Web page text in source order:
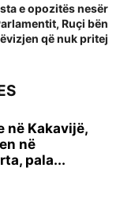
e opozitës nesër
Ruçi bën
që nuk pritej
në Kakavijë,
në
pala...